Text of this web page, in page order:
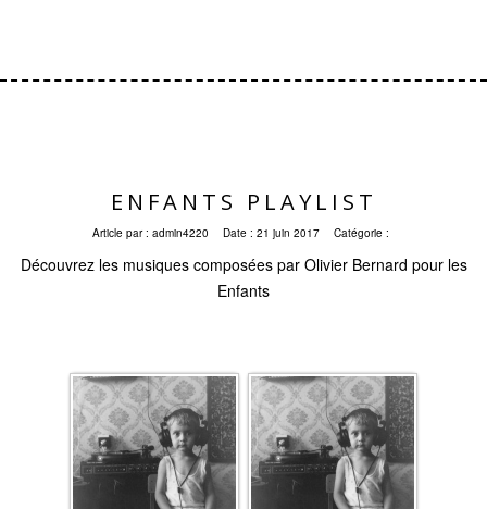
ENFANTS PLAYLIST
Article par : admin4220 Date : 21 juin 2017 Catégorie :
Découvrez les musiques composées par Olivier Bernard pour les
Enfants